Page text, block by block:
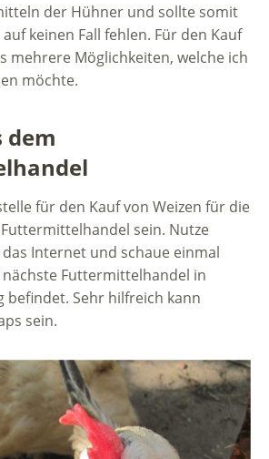
der Hühner und sollte somit
keinen Fall fehlen. Für den Kauf
mehrere Möglichkeiten, welche ich
möchte.
dem
für den Kauf von Weizen für die
sein. Nutze
Internet und schaue einmal
Futtermittelhandel in
befindet. Sehr hilfreich kann
sein.